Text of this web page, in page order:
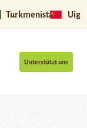
Turkmenistan
Unterstützt uns